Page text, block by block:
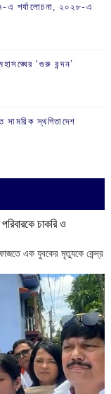
এ পর্যালোচনা, ২০২৮-এ
‘গুরু বন্দন’
সাময়িক স্থগিতাদেশ
চাকরি ও
এক যুবকের মৃত্যুকে কেন্দ্র